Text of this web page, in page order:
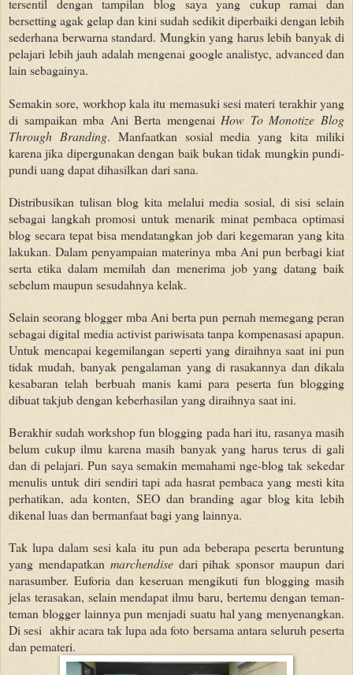
tersentil dengan tampilan blog saya yang cukup ramai dan
bersetting agak gelap dan kini sudah sedikit diperbaiki dengan lebih
sederhana berwarna standard. Mungkin yang harus lebih banyak di
pelajari lebih jauh adalah mengenai google analistyc, advanced dan
lain sebagainya.
Semakin sore, workhop kala itu memasuki sesi materi terakhir yang
di sampaikan mba Ani Berta mengenaiHow To Monotize Blog
Through Branding. Manfaatkan sosial media yang kita miliki
karena jika dipergunakan dengan baik bukan tidak mungkin pundi-
pundi uang dapat dihasilkan dari sana.
Distribusikan tulisan blog kita melalui media sosial, di sisi selain
sebagai langkah promosi untuk menarik minat pembaca optimasi
blog secara tepat bisa mendatangkan job dari kegemaran yang kita
lakukan. Dalam penyampaian materinya mba Ani pun berbagi kiat
serta etika dalam memilah dan menerima job yang datang baik
sebelum maupun sesudahnya kelak.
Selain seorang blogger mba Ani berta pun pernah memegang peran
sebagai digital media activist pariwisata tanpa kompenasasi apapun.
Untuk mencapai kegemilangan seperti yang diraihnya saat ini pun
tidak mudah, banyak pengalaman yang di rasakannya dan dikala
kesabaran telah berbuah manis kami para peserta fun blogging
dibuat takjub dengan keberhasilan yang diraihnya saat ini.
Berakhir sudah workshop fun blogging pada hari itu, rasanya masih
belum cukup ilmu karena masih banyak yang harus terus di gali
dan di pelajari. Pun saya semakin memahami nge-blog tak sekedar
menulis untuk diri sendiri tapi ada hasrat pembaca yang mesti kita
perhatikan, ada konten, SEO dan branding agar blog kita lebih
dikenal luas dan bermanfaat bagi yang lainnya.
Tak lupa dalam sesi kala itu pun ada beberapa peserta beruntung
yang mendapatkan marchendisedari pihak sponsor maupun dari
narasumber. Euforia dan keseruan mengikuti fun blogging masih
jelas terasakan, selain mendapat ilmu baru, bertemu dengan teman-
teman blogger lainnya pun menjadi suatu hal yang menyenangkan.
Di sesi akhir acara tak lupa ada foto bersama antara seluruh peserta
dan pemateri.